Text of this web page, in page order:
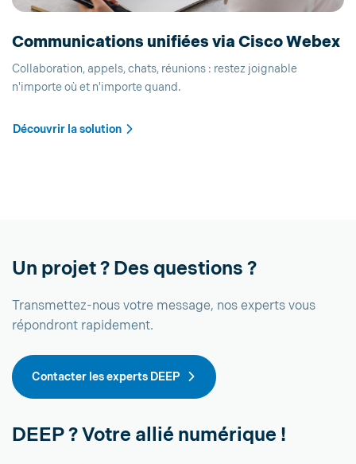
Communications unifiées via Cisco Webex
Collaboration, appels, chats, réunions : restez joignable
n'importe où et n'importe quand.
Découvrir la solution
Un projet ? Des questions ?
Transmettez-nous votre message, nos experts vous
répondront rapidement.
Contacter les experts DEEP
DEEP ? Votre allié numérique !